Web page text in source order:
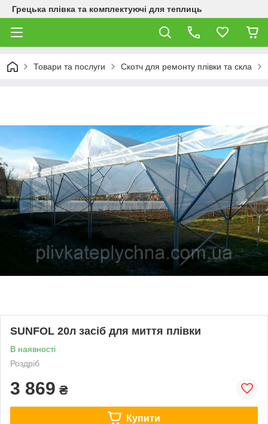
Грецька плівка та комплектуючі для теплиць
Товари та послуги Скотч для ремонту плівки та скла
SUNFOL 20л засіб для миття плівки
В наявності
Роздріб
3 869 ₴
Купити